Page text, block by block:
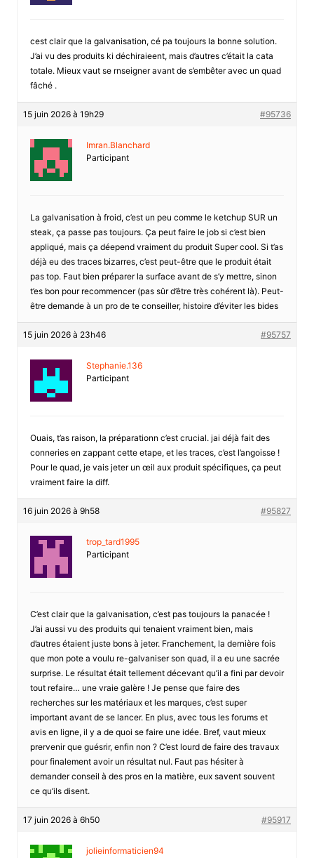
cest clair que la galvanisation, cé pa toujours la bonne solution.
J’ai vu des produits ki déchiraieent, mais d’autres c’était la cata
totale. Mieux vaut se rnseigner avant de s’embêter avec un quad
fâché .
15 juin 2026 à 19h29 #95736
Imran.Blanchard
Participant
La galvanisation à froid, c’est un peu comme le ketchup SUR un
steak, ça passe pas toujours. Ça peut faire le job si c’est bien
appliqué, mais ça déepend vraiment du produit Super cool. Si t’as
déjà eu des traces bizarres, c’est peut-être que le produit était
pas top. Faut bien préparer la surface avant de s’y mettre, sinon
t’es bon pour recommencer (pas sûr d’être très cohérent là). Peut-
être demande à un pro de te conseiller, histoire d’éviter les bides
15 juin 2026 à 23h46 #95757
Stephanie.136
Participant
Ouais, t’as raison, la préparationn c’est crucial. jai déjà fait des
conneries en zappant cette etape, et les traces, c’est l’angoisse !
Pour le quad, je vais jeter un œil aux produit spécifiques, ça peut
vraiment faire la diff.
16 juin 2026 à 9h58 #95827
trop_tard1995
Participant
C’est clair que la galvanisation, c’est pas toujours la panacée !
J’ai aussi vu des produits qui tenaient vraiment bien, mais
d’autres étaient juste bons à jeter. Franchement, la dernière fois
que mon pote a voulu re-galvaniser son quad, il a eu une sacrée
surprise. Le résultat était tellement décevant qu’il a fini par devoir
tout refaire… une vraie galère ! Je pense que faire des
recherches sur les matériaux et les marques, c’est super
important avant de se lancer. En plus, avec tous les forums et
avis en ligne, il y a de quoi se faire une idée. Bref, vaut mieux
prervenir que guésrir, enfin non ? C’est lourd de faire des travaux
pour finalement avoir un résultat nul. Faut pas hésiter à
demander conseil à des pros en la matière, eux savent souvent
ce qu’ils disent.
17 juin 2026 à 6h50 #95917
jolieinformaticien94